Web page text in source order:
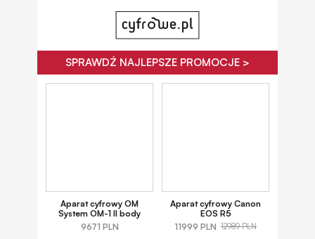
SPRAWDŹ NAJLEPSZE PROMOCJE >
Aparat cyfrowy OM
System OM-1 II body
9671 PLN
Aparat cyfrowy Canon
EOS R5
11999 PLN 12989 PLN